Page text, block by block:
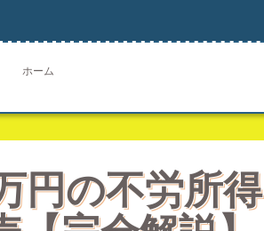
ホーム
円の不労所